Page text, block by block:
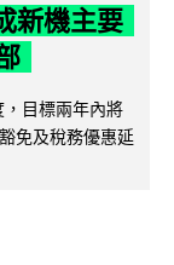
新機主要
目標兩年內將
免及稅務優惠延